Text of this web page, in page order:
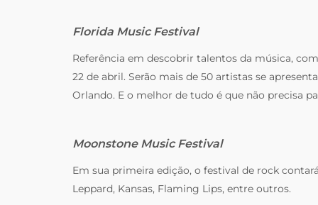
Florida Music Festival
Referência em descobrir talentos da música,
22 de abril. Serão mais de 50 artistas se
Orlando. E o melhor de tudo é que não precisa
Moonstone Music Festival
Em sua primeira edição, o festival de rock
Leppard, Kansas, Flaming Lips, entre outros.